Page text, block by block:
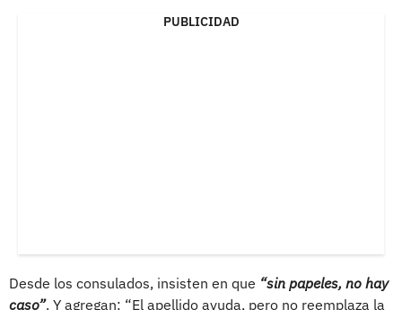
PUBLICIDAD
Desde los consulados, insisten en que “sin papeles, no hay
caso”. Y agregan: “El apellido ayuda, pero no reemplaza la